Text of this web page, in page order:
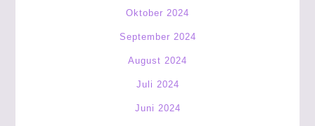
Oktober 2024
September 2024
August 2024
Juli 2024
Juni 2024